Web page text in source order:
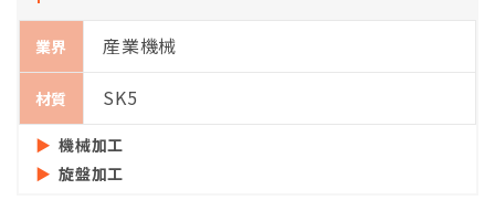
業界 産業機械
材質 SK5
機械加工
旋盤加工